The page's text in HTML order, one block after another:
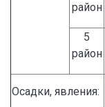
район
5
район
Осадки, явления: